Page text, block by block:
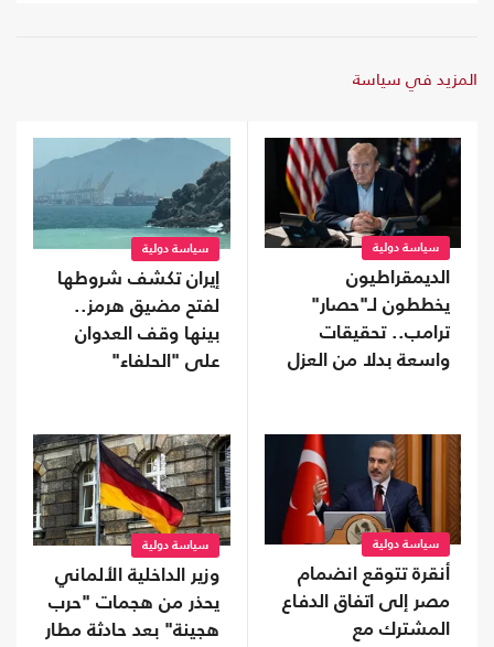
المزيد في سياسة
سياسة دولية
الديمقراطيون
يخططون لـ"حصار"
ترامب.. تحقيقات
واسعة بدلا من العزل
سياسة دولية
إيران تكشف شروطها
لفتح مضيق هرمز..
بينها وقف العدوان
على "الحلفاء"
سياسة دولية
أنقرة تتوقع انضمام
مصر إلى اتفاق الدفاع
المشترك مع
سياسة دولية
وزير الداخلية الألماني
يحذر من هجمات "حرب
هجينة" بعد حادثة مطار